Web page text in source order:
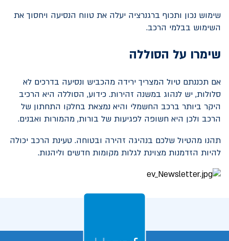
שימוש נכון ותכוף ברגנרציה יעלה את טווח הנסיעה ויחסוך את
השימוש בבלמי הרכב.
שימרו על הסוללה
אם תכננתם טיול המצריך ירידה מהכביש ונסיעה בדרכים לא
סלולות, יש לנהוג במשנה זהירות. כידוע, הסוללה היא הרכיב
היקר ביותר ברכב החשמלי והיא נמצאת בחלקו התחתון של
הרכב ולכן היא חשופה לפגיעות של בורות, מהמורות ואבנים.
תהנו מהטיול שלכם בנהיגה זהירה ובטוחה. טעינת הרכב יכולה
להיות הזדמנות מצוינת לגלות מקומות חדשים וליהנות.